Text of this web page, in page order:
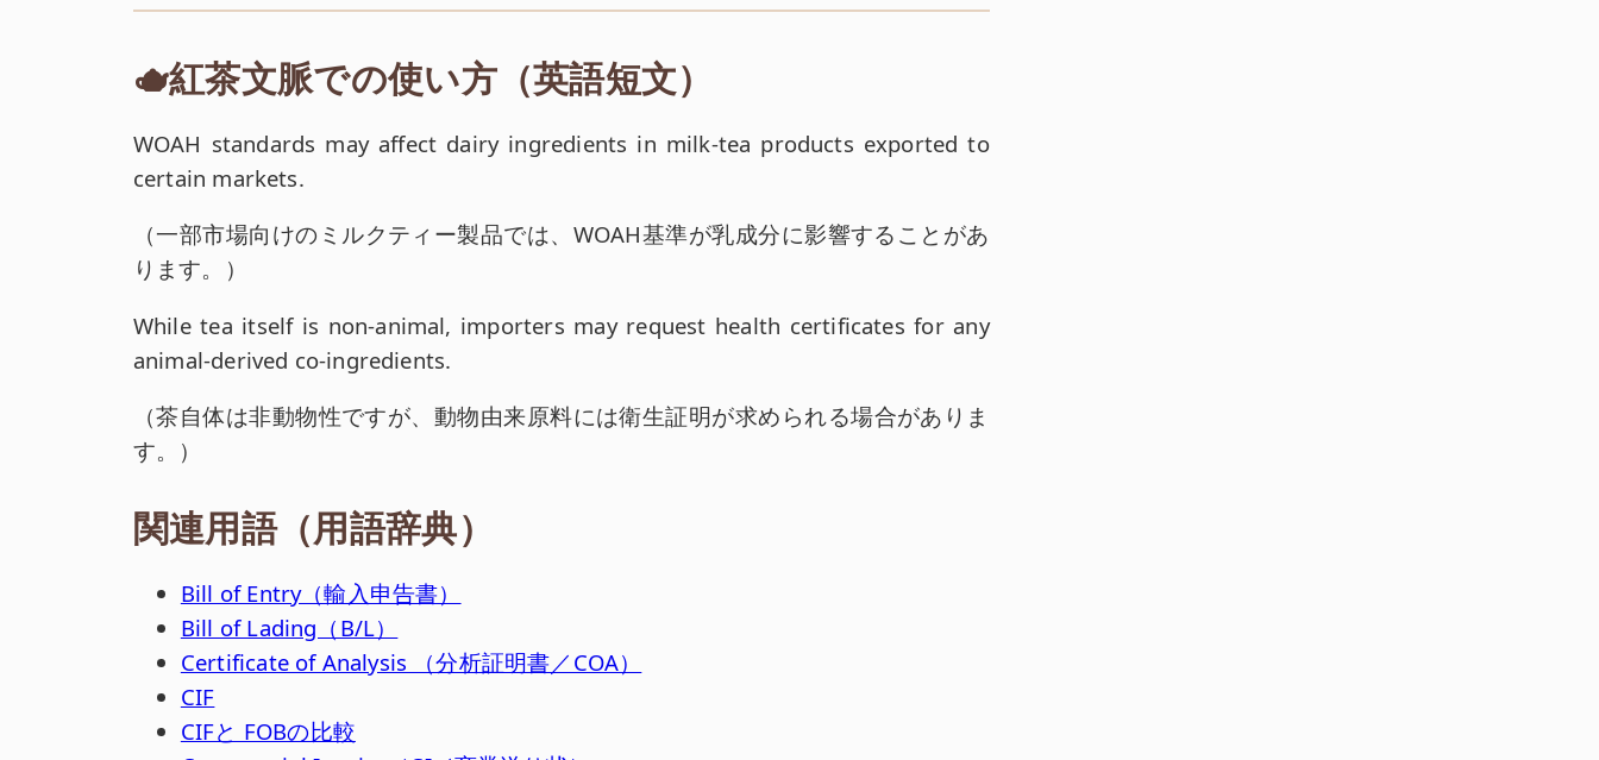
🫖紅茶文脈での使い方（英語短文）
英文:
WOAH standards may affect dairy ingredients in milk-tea products exported to
certain markets.
和訳:
（一部市場向けのミルクティー製品では、WOAH基準が乳成分に影響することがあ
ります。
）
英文:
While tea itself is non-animal, importers may request health certificates for any
animal-derived co-ingredients.
和訳:
（茶自体は非動物性ですが、動物由来原料には衛生証明が求められる場合がありま
す。
）
関連用語（用語辞典）
Bill of Entry（輸入申告書）
Bill of Lading（B/L）
Certificate of Analysis （分析証明書／COA）
CIF
CIFと FOBの比較